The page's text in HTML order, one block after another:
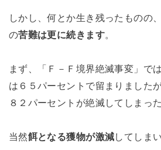
しかし、何とか生き残ったものの
の苦難は更に続きます。
まず、「Ｆ－Ｆ境界絶滅事変」で
は６５パーセントで留まりました
８２パーセントが絶滅してしまっ
当然餌となる獲物が激減してしま